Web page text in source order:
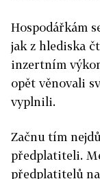
Hospodářkám
jak z hlediska
inzertním
opět věnovali
vyplnili.
Začnu tím
předplatiteli.
předplatitelů